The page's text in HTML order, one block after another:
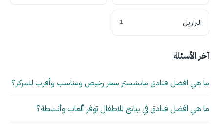
البرازيل 1
آخر الأسئلة
ما هي افضل فنادق مانشستر سعر رخيص ومناسب وأقرب للمركز؟
ما هي افضل فنادق في بيانج للاطفال توفر ألعاب وأنشطة؟